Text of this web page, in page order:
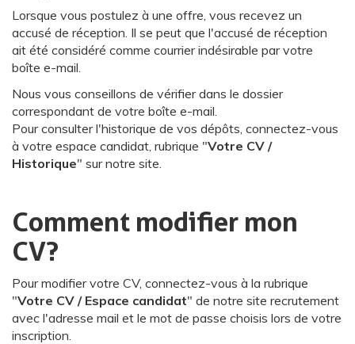
Lorsque vous postulez à une offre, vous recevez un
accusé de réception. Il se peut que l'accusé de réception
ait été considéré comme courrier indésirable par votre
boîte e-mail.
Nous vous conseillons de vérifier dans le dossier
correspondant de votre boîte e-mail.
Pour consulter l'historique de vos dépôts, connectez-vous
à votre espace candidat, rubrique "Votre CV /
Historique" sur notre site.
Comment modifier mon
CV ?
Pour modifier votre CV, connectez-vous à la rubrique
"Votre CV / Espace candidat" de notre site recrutement
avec l'adresse mail et le mot de passe choisis lors de votre
inscription.